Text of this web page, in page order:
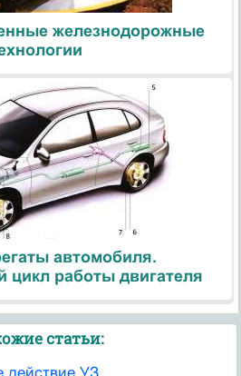
железнодорожные
автомобиля.
цикл работы двигателя
статьи: